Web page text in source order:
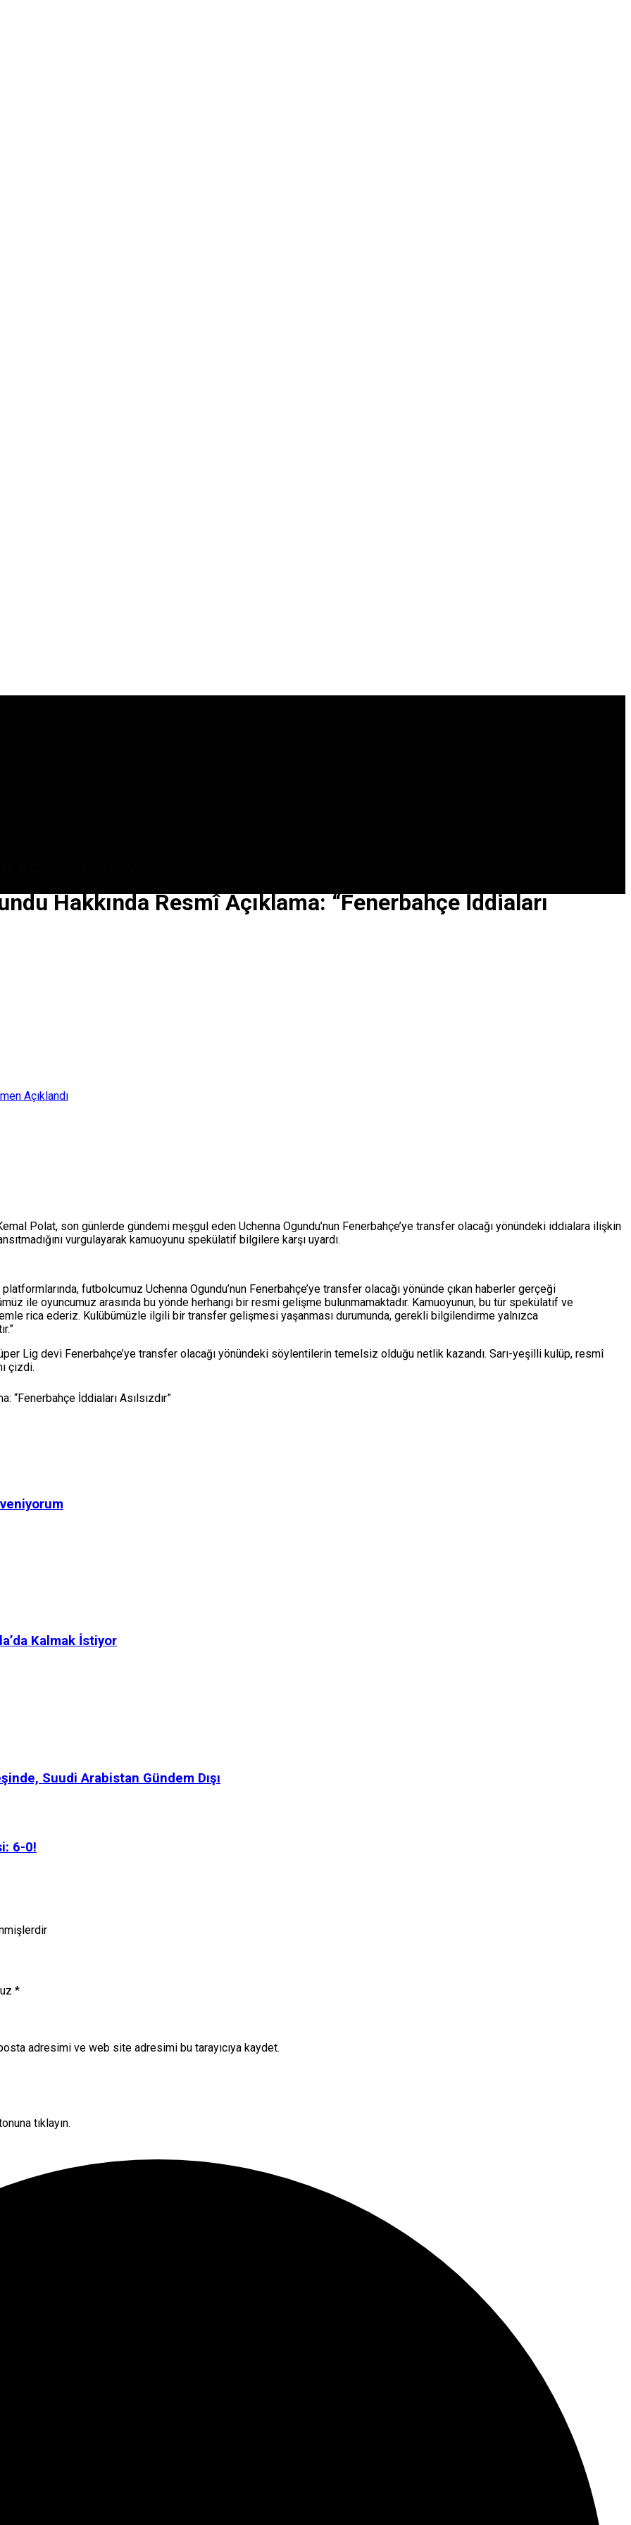
tıklayın.
Açıklandı
Hakkında Resmî Açıklama: “Fenerbahçe İddiaları
Polat, son günlerde gündemi meşgul eden Uchenna Ogundu’nun Fenerbahçe’ye transfer olacağı yönündeki iddialara ilişkin
vurgulayarak kamuoyunu spekülatif bilgilere karşı uyardı.
futbolcumuz Uchenna Ogundu’nun Fenerbahçe’ye transfer olacağı yönünde çıkan haberler gerçeği
ile oyuncumuz arasında bu yönde herhangi bir resmi gelişme bulunmamaktadır. Kamuoyunun, bu tür spekülatif ve
rica ederiz. Kulübümüzle ilgili bir transfer gelişmesi yaşanması durumunda, gerekli bilgilendirme yalnızca
Lig devi Fenerbahçe’ye transfer olacağı yönündeki söylentilerin temelsiz olduğu netlik kazandı. Sarı-yeşilli kulüp, resmî
çizdi.
“Fenerbahçe İddiaları Asılsızdır”
Kalmak İstiyor
Suudi Arabistan Gündem Dışı
6-0!
*
adresimi ve web site adresimi bu tarayıcıya kaydet.